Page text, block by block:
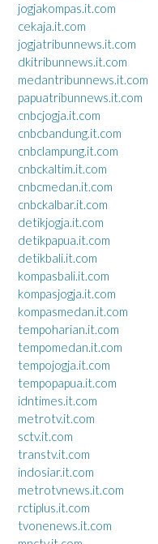
jogjakompas.it.com
cekaja.it.com
jogjatribunnews.it.com
dkitribunnews.it.com
medantribunnews.it.com
papuatribunnews.it.com
cnbcjogja.it.com
cnbcbandung.it.com
cnbclampung.it.com
cnbckaltim.it.com
cnbcmedan.it.com
cnbckalbar.it.com
detikjogja.it.com
detikpapua.it.com
detikbali.it.com
kompasbali.it.com
kompasjogja.it.com
kompasmedan.it.com
tempoharian.it.com
tempomedan.it.com
tempojogja.it.com
tempopapua.it.com
idntimes.it.com
metrotv.it.com
sctv.it.com
transtv.it.com
indosiar.it.com
metrotvnews.it.com
rctiplus.it.com
tvonenews.it.com